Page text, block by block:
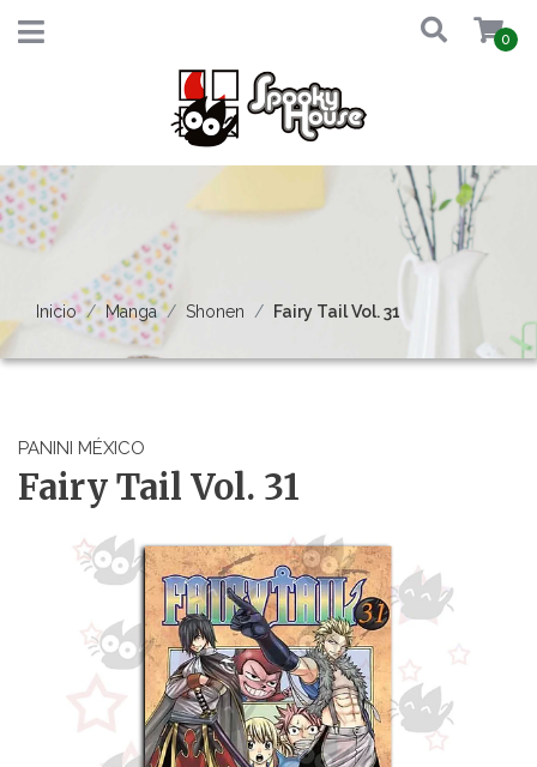
0
Inicio Manga Shonen Fairy Tail Vol. 31
PANINI MÉXICO
Fairy Tail Vol. 31